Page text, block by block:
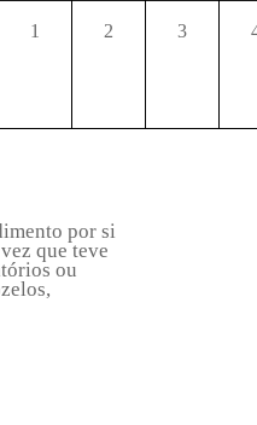
1 2 3
por si
que teve
ou